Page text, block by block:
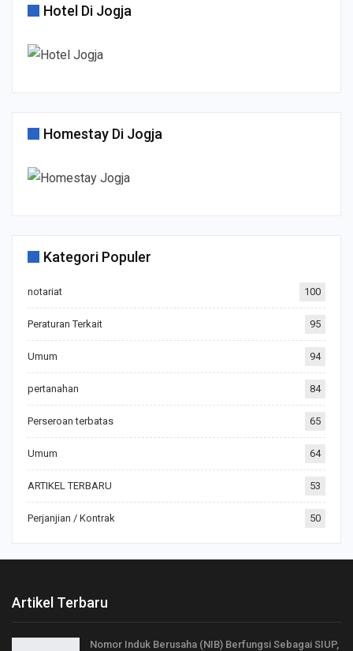
Hotel Di Jogja
Homestay Di Jogja
Kategori Populer
notariat 100
Peraturan Terkait 95
Umum 94
pertanahan 84
Perseroan terbatas 65
Umum 64
ARTIKEL TERBARU 53
Perjanjian / Kontrak 50
Artikel Terbaru
Nomor Induk Berusaha (NIB) Berfungsi Sebagai SIUP,